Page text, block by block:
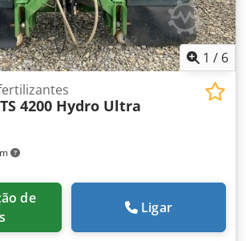
1 / 6
4200 Hydro Ultra
Ligar